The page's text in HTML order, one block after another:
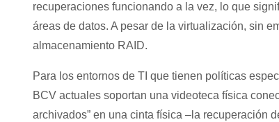
recuperaciones funcionando a la vez, lo que
áreas de datos. A pesar de la virtualización, sin
almacenamiento RAID.
Para los entornos de TI que tienen políticas
BCV actuales soportan una videoteca física
archivados” en una cinta física –la recuperación